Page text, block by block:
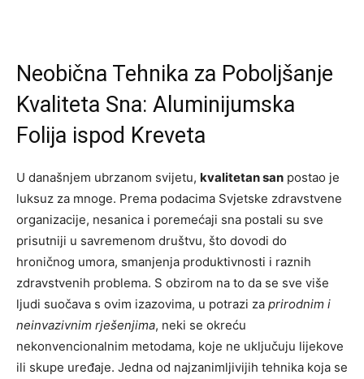
Neobična Tehnika za Poboljšanje
Kvaliteta Sna: Aluminijumska
Folija ispod Kreveta
U današnjem ubrzanom svijetu, kvalitetan san postao je
luksuz za mnoge. Prema podacima Svjetske zdravstvene
organizacije, nesanica i poremećaji sna postali su sve
prisutniji u savremenom društvu, što dovodi do
hroničnog umora, smanjenja produktivnosti i raznih
zdravstvenih problema. S obzirom na to da se sve više
ljudi suočava s ovim izazovima, u potrazi za prirodnim i
neinvazivnim rješenjima, neki se okreću
nekonvencionalnim metodama, koje ne uključuju lijekove
ili skupe uređaje. Jedna od najzanimljivijih tehnika koja se